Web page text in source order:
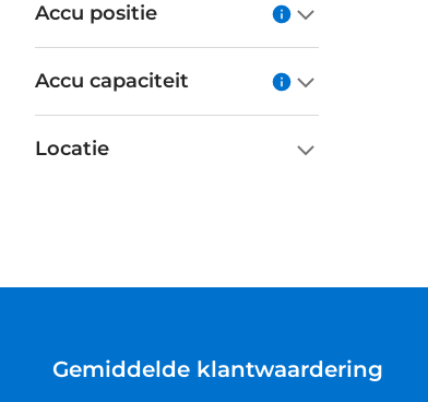
Accu positie
Accu capaciteit
Locatie
Gemiddelde klantwaardering